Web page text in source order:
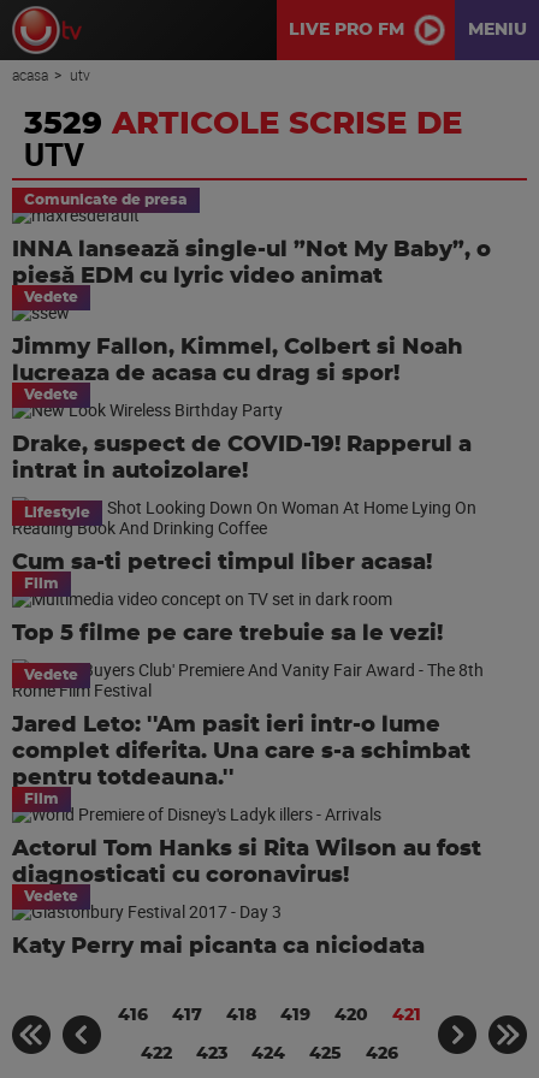
LIVE PRO FM MENIU
acasa utv
3529 ARTICOLE SCRISE DE
UTV
Comunicate de presa
INNA lansează single-ul ”Not My Baby”, o
piesă EDM cu lyric video animat
Vedete
Jimmy Fallon, Kimmel, Colbert si Noah
lucreaza de acasa cu drag si spor!
Vedete
Drake, suspect de COVID-19! Rapperul a
intrat in autoizolare!
Lifestyle
Cum sa-ti petreci timpul liber acasa!
Film
Top 5 filme pe care trebuie sa le vezi!
Vedete
Jared Leto: ''Am pasit ieri intr-o lume
complet diferita. Una care s-a schimbat
pentru totdeauna.''
Film
Actorul Tom Hanks si Rita Wilson au fost
diagnosticati cu coronavirus!
Vedete
Katy Perry mai picanta ca niciodata
416 417 418 419 420 421
422 423 424 425 426